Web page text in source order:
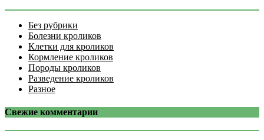
Без рубрики
Болезни кроликов
Клетки для кроликов
Кормление кроликов
Породы кроликов
Разведение кроликов
Разное
Свежие комментарии